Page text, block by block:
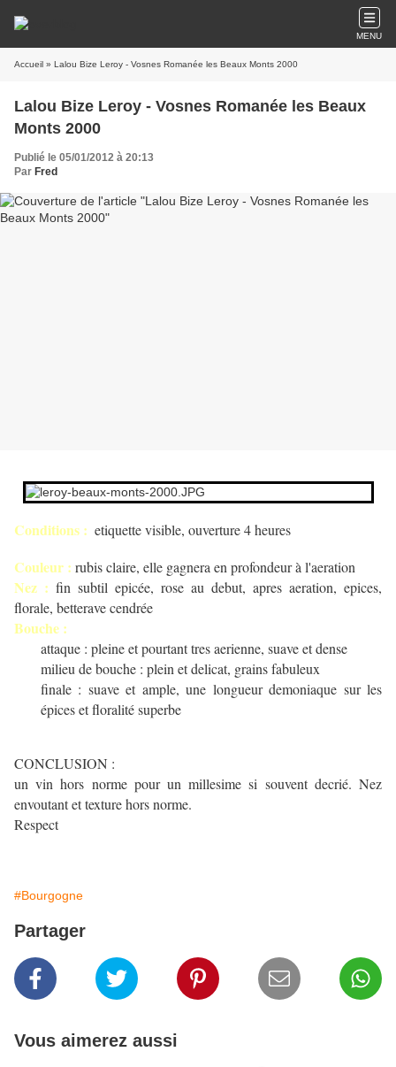
MENU
Accueil » Lalou Bize Leroy - Vosnes Romanée les Beaux Monts 2000
Lalou Bize Leroy - Vosnes Romanée les Beaux
Monts 2000
Publié le 05/01/2012 à 20:13
Par Fred
Conditions : etiquette visible, ouverture 4 heures
Couleur : rubis claire, elle gagnera en profondeur à l'aeration
Nez : fin subtil epicée, rose au debut, apres aeration, epices,
florale, betterave cendrée
Bouche :
attaque : pleine et pourtant tres aerienne, suave et dense
milieu de bouche : plein et delicat, grains fabuleux
finale : suave et ample, une longueur demoniaque sur les
épices et floralité superbe
CONCLUSION :
un vin hors norme pour un millesime si souvent decrié. Nez
envoutant et texture hors norme.
Respect
#Bourgogne
Partager
Vous aimerez aussi